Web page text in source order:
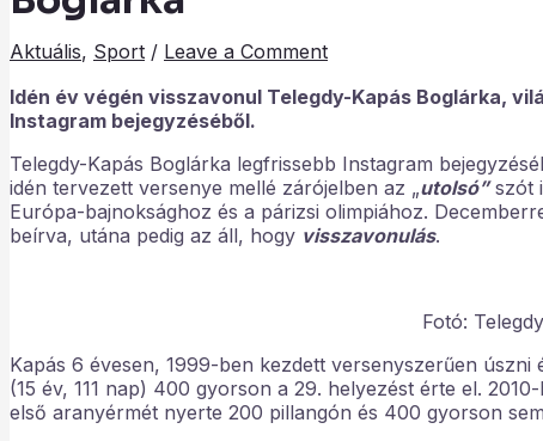
Aktuális, Sport / Leave a Comment
Idén év végén visszavonul Telegdy-Kapás Boglárka,
Instagram bejegyzéséből.
Telegdy-Kapás Boglárka legfrissebb Instagram
idén tervezett versenye mellé zárójelben az „utolsó”szót
Európa-bajnoksághoz és a párizsi olimpiához.
beírva, utána pedig az áll, hogy visszavonulás.
Fotó:
Kapás 6 évesen, 1999-ben kezdett versenyszerűen
(15 év, 111 nap) 400 gyorson a 29. helyezést érte el.
első aranyérmét nyerte 200 pillangón és 400 gyorson